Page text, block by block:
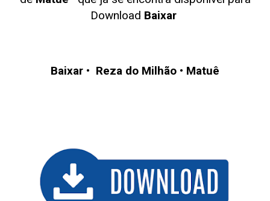
Download Baixar
Baixar • Reza do Milhão • Matuê